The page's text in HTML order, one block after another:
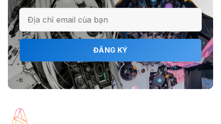
infographic
🎗️ Logomaster.ai: Thiết kế logo
chuyên nghiệp trong 5 phút
ĐĂNG KÝ